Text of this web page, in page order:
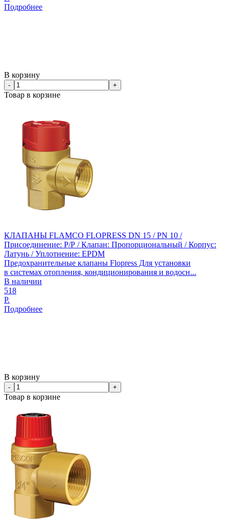
Подробнее
В корзину
- +
Товар в корзине
КЛАПАНЫ FLAMCO FLOPRESS DN 15 / PN 10 /
Присоединение: Р/Р / Клапан: Пропорциональный / Корпус:
Латунь / Уплотнение: EPDM
Предохранительные клапаны Flopress Для установки
в системах отопления, кондиционирования и водосн...
В наличии
518
Р.
Подробнее
В корзину
- +
Товар в корзине